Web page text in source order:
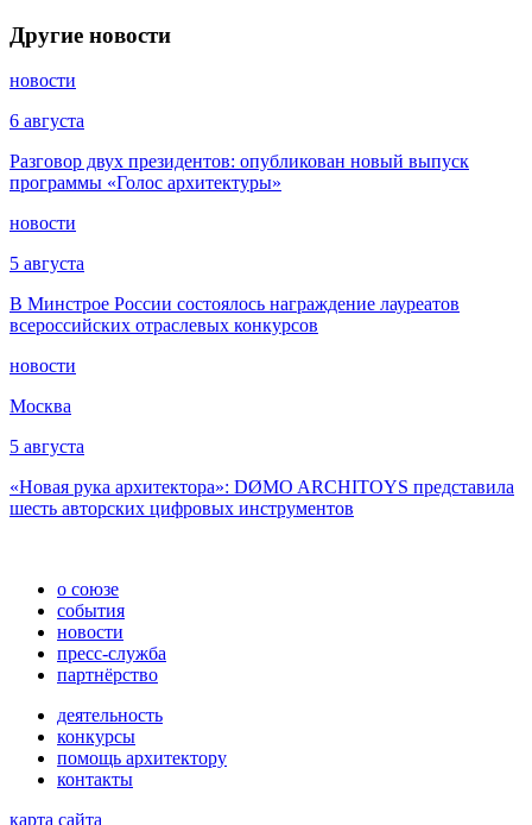
Другие новости
новости
6 августа
Разговор двух президентов: опубликован новый выпуск
программы «Голос архитектуры»
новости
5 августа
В Минстрое России состоялось награждение лауреатов
всероссийских отраслевых конкурсов
новости
Москва
5 августа
«Новая рука архитектора»: DØMO ARCHITOYS представила
шесть авторских цифровых инструментов
о союзе
события
новости
пресс-служба
партнёрство
деятельность
конкурсы
помощь архитектору
контакты
карта сайта